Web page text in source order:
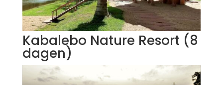
Kabalebo Nature Resort (8
dagen)